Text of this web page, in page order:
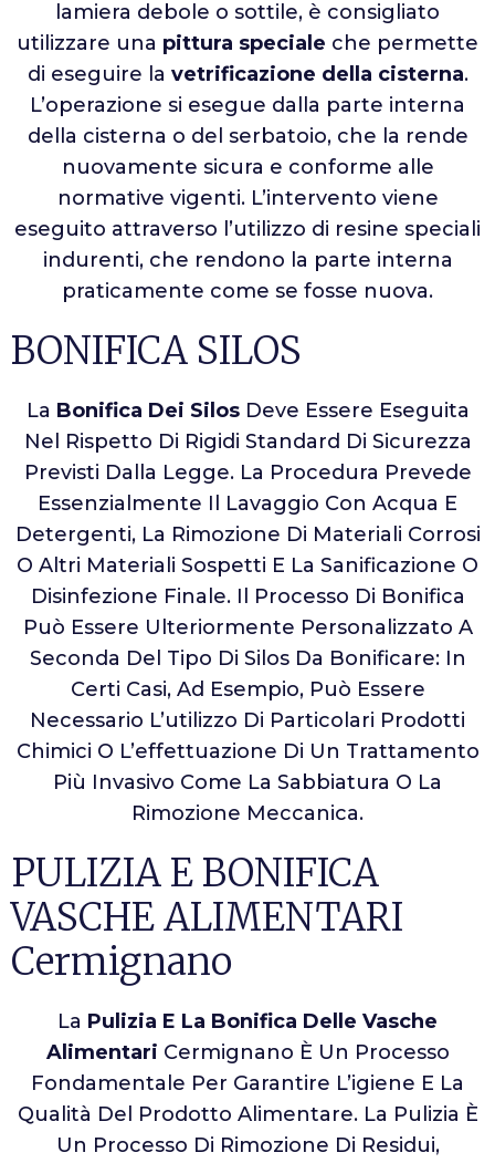
lamiera debole o sottile, è consigliato
utilizzare una pittura speciale che permette
di eseguire la vetrificazione della cisterna.
L’operazione si esegue dalla parte interna
della cisterna o del serbatoio, che la rende
nuovamente sicura e conforme alle
normative vigenti. L’intervento viene
eseguito attraverso l’utilizzo di resine speciali
indurenti, che rendono la parte interna
praticamente come se fosse nuova.
BONIFICA SILOS
La Bonifica Dei SilosDeve Essere Eseguita
Nel Rispetto Di Rigidi Standard Di Sicurezza
Previsti Dalla Legge. La Procedura Prevede
Essenzialmente Il Lavaggio Con Acqua E
Detergenti, La Rimozione Di Materiali Corrosi
O Altri Materiali Sospetti E La Sanificazione O
Disinfezione Finale. Il Processo Di Bonifica
Può Essere Ulteriormente Personalizzato A
Seconda Del Tipo Di Silos Da Bonificare: In
Certi Casi, Ad Esempio, Può Essere
Necessario L’utilizzo Di Particolari Prodotti
Chimici O L’effettuazione Di Un Trattamento
Più Invasivo Come La Sabbiatura O La
Rimozione Meccanica.
PULIZIA E BONIFICA
VASCHE ALIMENTARI
Cermignano
La Pulizia E La Bonifica Delle Vasche
Alimentari Cermignano È Un Processo
Fondamentale Per Garantire L’igiene E La
Qualità Del Prodotto Alimentare. La Pulizia È
Un Processo Di Rimozione Di Residui,